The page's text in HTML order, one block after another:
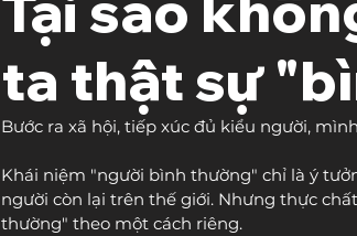
ta thật sự
Bước ra xã hội, tiếp xúc đủ kiểu người,
Khái niệm "người bình thường" chỉ là ý
người còn lại trên thế giới. Nhưng thực
thường" theo một cách riêng.